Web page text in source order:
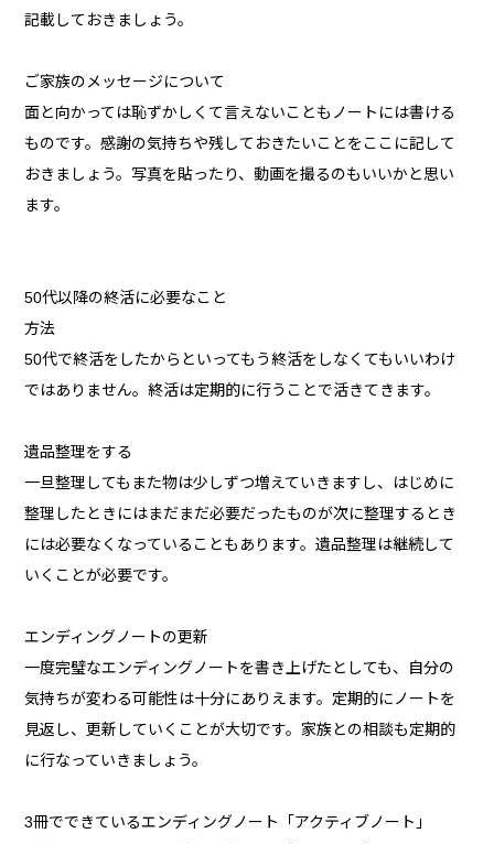
記載しておきましょう。
ご家族のメッセージについて
面と向かっては恥ずかしくて言えないこともノートには書ける
ものです。感謝の気持ちや残しておきたいことをここに記して
おきましょう。写真を貼ったり、動画を撮るのもいいかと思い
ます。
50代以降の終活に必要なこと
方法
50代で終活をしたからといってもう終活をしなくてもいいわけ
ではありません。終活は定期的に行うことで活きてきます。
遺品整理をする
一旦整理してもまた物は少しずつ増えていきますし、はじめに
整理したときにはまだまだ必要だったものが次に整理するとき
には必要なくなっていることもあります。遺品整理は継続して
いくことが必要です。
エンディングノートの更新
一度完璧なエンディングノートを書き上げたとしても、自分の
気持ちが変わる可能性は十分にありえます。定期的にノートを
見返し、更新していくことが大切です。家族との相談も定期的
に行なっていきましょう。
3冊でできているエンディングノート「アクティブノート」